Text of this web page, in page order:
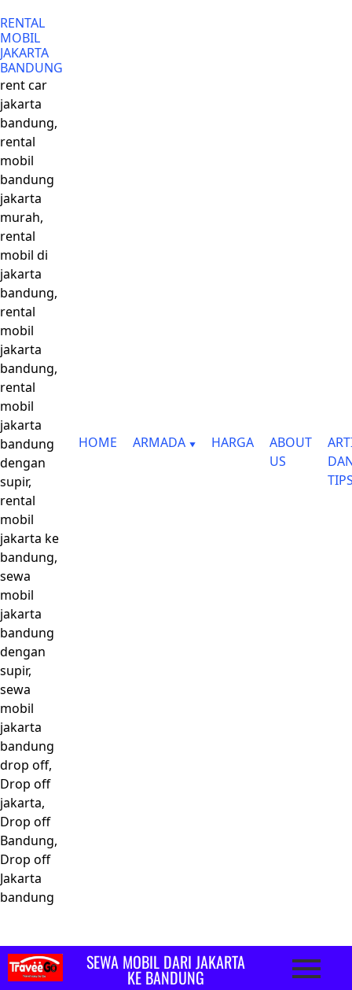
RENTAL
MOBIL
JAKARTA
BANDUNG
rent car
jakarta
bandung,
rental
mobil
bandung
jakarta
murah,
rental
mobil di
jakarta
bandung,
rental
mobil
jakarta
bandung,
rental
mobil
jakarta
bandung
dengan
supir,
rental
mobil
jakarta ke
bandung,
sewa
mobil
jakarta
bandung
dengan
supir,
sewa
mobil
jakarta
bandung
drop off,
Drop off
jakarta,
Drop off
Bandung,
Drop off
Jakarta
bandung
HOME ARMADA HARGA
ABOUT
US
SEWA MOBIL DARI JAKARTA
KE BANDUNG